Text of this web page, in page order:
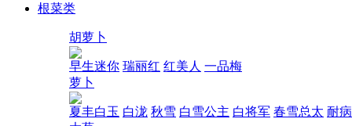
根菜类
胡萝卜
早生迷你 瑞丽红 红美人 一品梅
萝卜
夏丰白玉 白泷 秋雪 白雪公主 白将军 春雪总太 耐